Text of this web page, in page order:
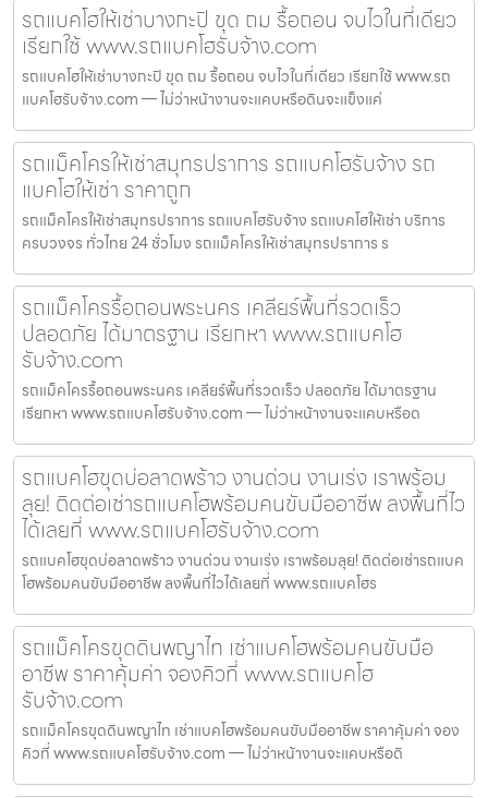
รถแบคโฮให้เช่าบางกะปิ ขุด ถม รื้อถอน จบไวในที่เดียว
เรียกใช้ www.รถแบคโฮรับจ้าง.com
รถแบคโฮให้เช่าบางกะปิ ขุด ถม รื้อถอน จบไวในที่เดียว เรียกใช้ www.รถ
แบคโฮรับจ้าง.com — ไม่ว่าหน้างานจะแคบหรือดินจะแข็งแค่
รถแม็คโครให้เช่าสมุทรปราการ รถแบคโฮรับจ้าง รถ
แบคโฮให้เช่า ราคาถูก
รถแม็คโครให้เช่าสมุทรปราการ รถแบคโฮรับจ้าง รถแบคโฮให้เช่า บริการ
ครบวงจร ทั่วไทย 24 ชั่วโมง รถแม็คโครให้เช่าสมุทรปราการ ร
รถแม็คโครรื้อถอนพระนคร เคลียร์พื้นที่รวดเร็ว
ปลอดภัย ได้มาตรฐาน เรียกหา www.รถแบคโฮ
รับจ้าง.com
รถแม็คโครรื้อถอนพระนคร เคลียร์พื้นที่รวดเร็ว ปลอดภัย ได้มาตรฐาน
เรียกหา www.รถแบคโฮรับจ้าง.com — ไม่ว่าหน้างานจะแคบหรือด
รถแบคโฮขุดบ่อลาดพร้าว งานด่วน งานเร่ง เราพร้อม
ลุย! ติดต่อเช่ารถแบคโฮพร้อมคนขับมืออาชีพ ลงพื้นที่ไว
ได้เลยที่ www.รถแบคโฮรับจ้าง.com
รถแบคโฮขุดบ่อลาดพร้าว งานด่วน งานเร่ง เราพร้อมลุย! ติดต่อเช่ารถแบค
โฮพร้อมคนขับมืออาชีพ ลงพื้นที่ไวได้เลยที่ www.รถแบคโฮร
รถแม็คโครขุดดินพญาไท เช่าแบคโฮพร้อมคนขับมือ
อาชีพ ราคาคุ้มค่า จองคิวที่ www.รถแบคโฮ
รับจ้าง.com
รถแม็คโครขุดดินพญาไท เช่าแบคโฮพร้อมคนขับมืออาชีพ ราคาคุ้มค่า จอง
คิวที่ www.รถแบคโฮรับจ้าง.com — ไม่ว่าหน้างานจะแคบหรือดิ